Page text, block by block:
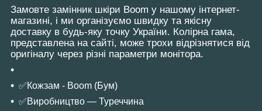
Замовте замінник шкіри Boom у нашому інтернет-
магазині, і ми організуємо швидку та якісну
доставку в будь-яку точку України. Колірна гама,
представлена на сайті, може трохи відрізнятися від
оригіналу через різні параметри монітора.
✅Кожзам - Boom (Бум)
✅Виробництво — Туреччина